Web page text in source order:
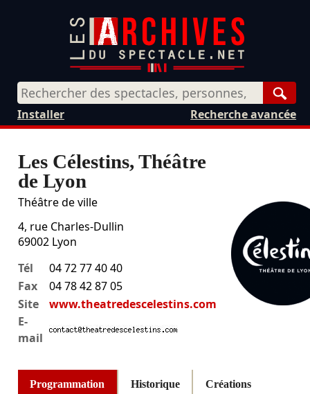
Recherche avancée
Installer
Les Célestins, Théâtre
de Lyon
Théâtre de ville
4, rue Charles-Dullin
69002 Lyon
Tél
04 72 77 40 40
Fax
04 78 42 87 05
Site
www.theatredescelestins.com
E-
mail
Programmation Historique Créations